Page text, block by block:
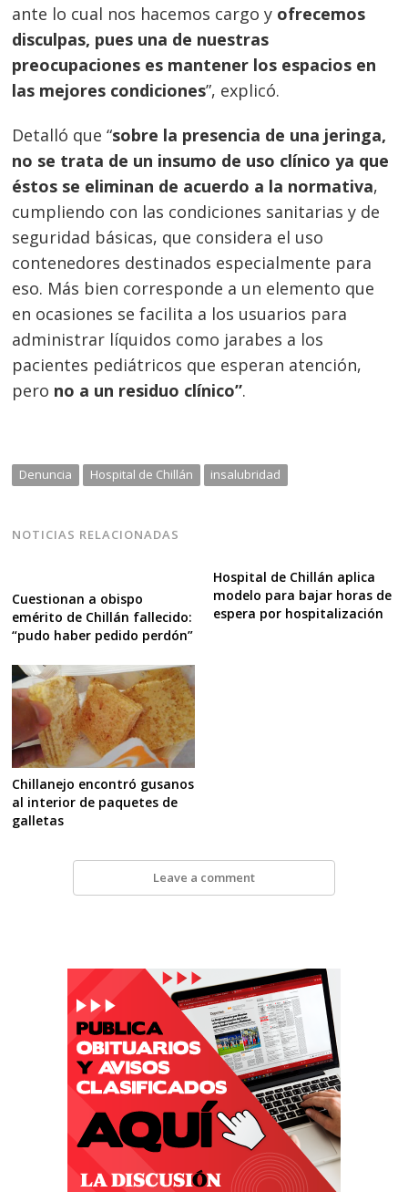
ante lo cual nos hacemos cargo y ofrecemos
disculpas, pues una de nuestras
preocupaciones es mantener los espacios en
las mejores condiciones”, explicó.
Detalló que “sobre la presencia de una jeringa,
no se trata de un insumo de uso clínico ya que
éstos se eliminan de acuerdo a la normativa,
cumpliendo con las condiciones sanitarias y de
seguridad básicas, que considera el uso
contenedores destinados especialmente para
eso. Más bien corresponde a un elemento que
en ocasiones se facilita a los usuarios para
administrar líquidos como jarabes a los
pacientes pediátricos que esperan atención,
pero no a un residuo clínico”.
Denuncia Hospital de Chillán insalubridad
NOTICIAS RELACIONADAS
Cuestionan a obispo
emérito de Chillán fallecido:
“pudo haber pedido perdón”
Hospital de Chillán aplica
modelo para bajar horas de
espera por hospitalización
Chillanejo encontró gusanos
al interior de paquetes de
galletas
Leave a comment